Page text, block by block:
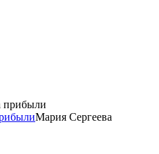
Мария Сергеева